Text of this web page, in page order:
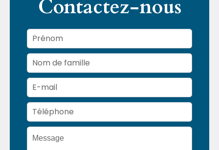
Contactez-nous